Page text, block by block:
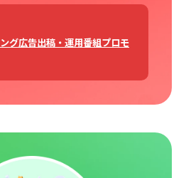
グ広告出稿・運用番組プロモ